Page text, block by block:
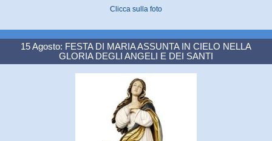
Clicca sulla foto
15 Agosto: FESTA DI MARIA ASSUNTA IN CIELO NELLA
GLORIA DEGLI ANGELI E DEI SANTI